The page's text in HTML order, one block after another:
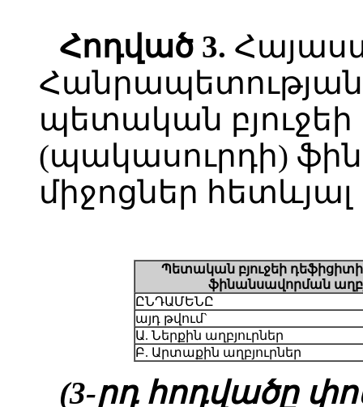
Հոդված 3.
Հանրապետության
պետական
(պակասուրդի)
միջոցներ հետևյալ
Պետական բյուջեի
ֆինանսավորման
ԸՆԴԱՄԵՆԸ
այդ թվում`
Ա. Ներքին աղբյուրներ
Բ. Արտաքին աղբյուրներ
(3-րդ հոդվածը